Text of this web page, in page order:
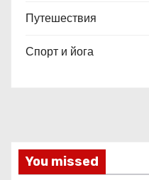
Путешествия
Спорт и йога
You missed